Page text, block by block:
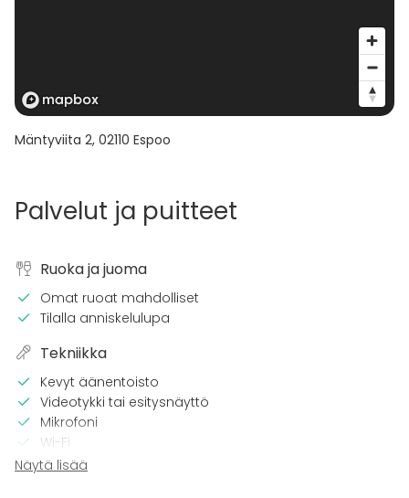
Mäntyviita 2, 02110 Espoo
Palvelut ja puitteet
Ruoka ja juoma
Omat ruoat mahdolliset
Tilalla anniskelulupa
Tekniikka
Kevyt äänentoisto
Videotykki tai esitysnäyttö
Mikrofoni
Wi-Fi
Tulostin
Näytä lisää